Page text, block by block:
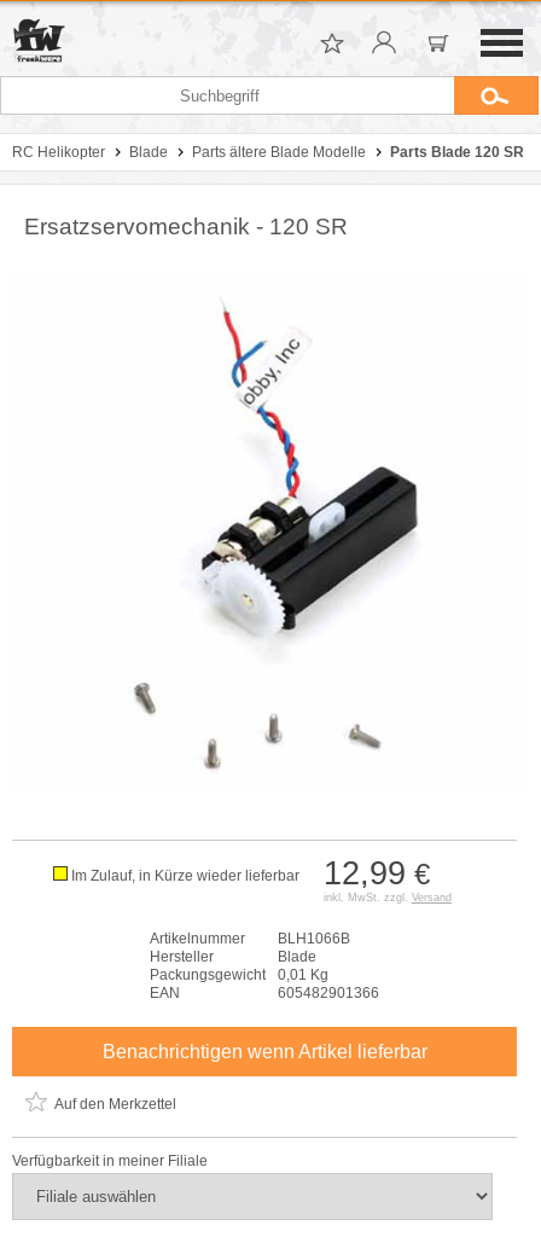
RC Helikopter Blade Parts ältere Blade Modelle Parts Blade 120 SR
Ersatzservomechanik - 120 SR
12,99 €
inkl. MwSt. zzgl. Versand
Im Zulauf, in Kürze wieder lieferbar
Artikelnummer
BLH1066B
Hersteller
Blade
Packungsgewicht
0,01 Kg
EAN
605482901366
Benachrichtigen wenn Artikel lieferbar
Auf den Merkzettel
Verfügbarkeit in meiner Filiale